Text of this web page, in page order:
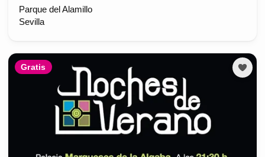
Parque del Alamillo
Sevilla
Gratis